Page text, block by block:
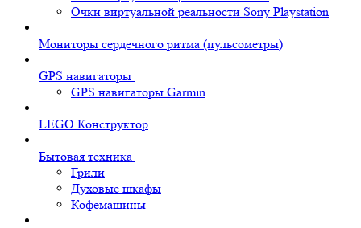
Очки виртуальной реальности Sony Playstation
Мониторы сердечного ритма (пульсометры)
GPS навигаторы
GPS навигаторы Garmin
LEGO Конструктор
Бытовая техника
Грили
Духовые шкафы
Кофемашины